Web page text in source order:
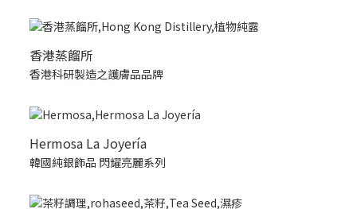
香港蒸餾所
香港科研製造之護膚品品牌
Hermosa La Joyería
韓國純銀飾品 閃耀亮麗系列